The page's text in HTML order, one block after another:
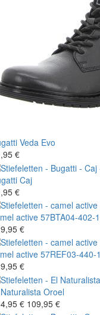
Veda Evo
€
Caj
€
active 57BTA04-402-
€
active 57REF03-440-
€
Oroel
€ 109,95 €